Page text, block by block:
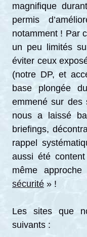
magnifique
permis
notamment ! Par
un peu limités
éviter ceux
(notre DP, et
base plongée
emmené sur des
nous a laissé
briefings,
rappel
aussi été
même
sécurité» !
Les sites que
suivants :